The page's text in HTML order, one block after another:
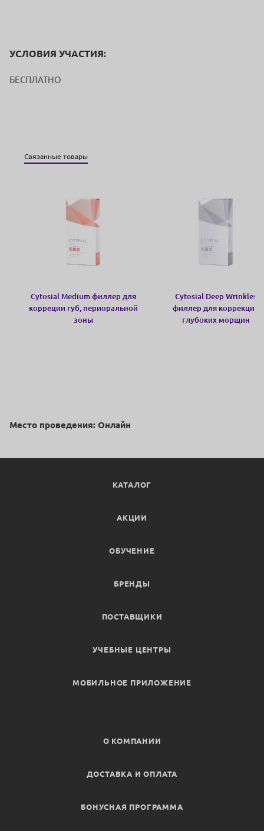
УСЛОВИЯ УЧАСТИЯ:
БЕСПЛАТНО
Связанные товары
Cytosial Medium филлер для
корреции губ, периоральной
зоны
Cytosial Deep Wrinkles
филлер для коррекции
глубоких морщин
Место проведения: Онлайн
КАТАЛОГ
АКЦИИ
ОБУЧЕНИЕ
БРЕНДЫ
ПОСТАВЩИКИ
УЧЕБНЫЕ ЦЕНТРЫ
МОБИЛЬНОЕ ПРИЛОЖЕНИЕ
О КОМПАНИИ
ДОСТАВКА И ОПЛАТА
БОНУСНАЯ ПРОГРАММА